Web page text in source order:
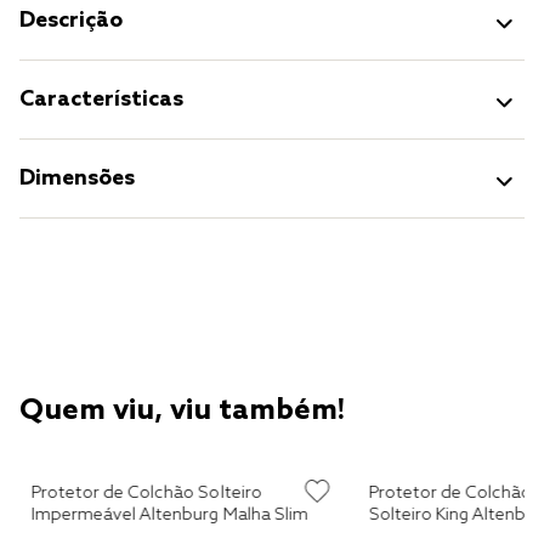
Descrição
Características
Dimensões
Quem viu, viu também!
Protetor de Colchão Solteiro
Impermeável Altenburg Malha Slim
Protetor de Colchão